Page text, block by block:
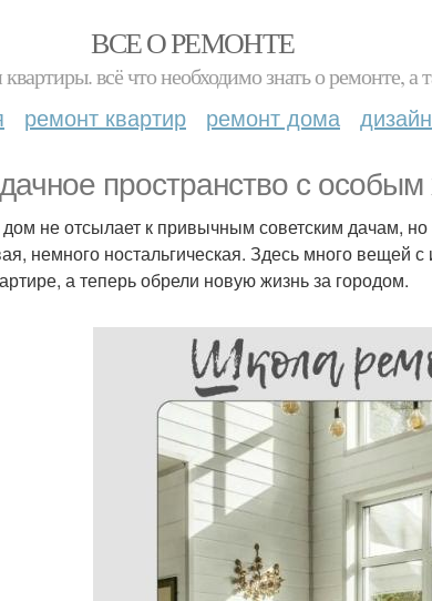
ВСЕ О РЕМОНТЕ
всё что необходимо знать о ремонте,
ремонт квартир ремонт дома дизайн
пространство с
не отсылает к привычным советским дачам,
немного ностальгическая. Здесь много вещей
а теперь обрели новую жизнь за городом.